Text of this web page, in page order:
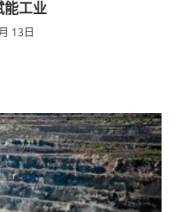
能工业
13日